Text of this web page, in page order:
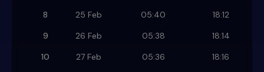
8
25 Feb 05:40
18:12
9
26 Feb 05:38
18:14
10
27 Feb 05:36
18:16